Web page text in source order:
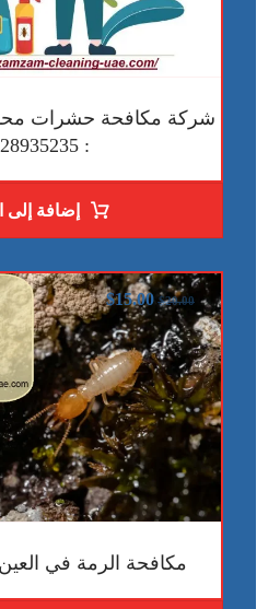
شركة مكافحة حشرات
: 0528935235
إضافة إلى
مكافحة الرمة في العين :
$20.00
$15.00